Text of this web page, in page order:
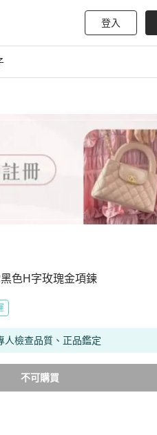
登入
色H字玫瑰金項鍊
人檢查品質、正品鑑定
不可購買